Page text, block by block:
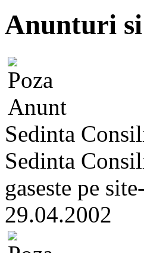
Anunturi
Sedinta
Sedinta
gaseste pe